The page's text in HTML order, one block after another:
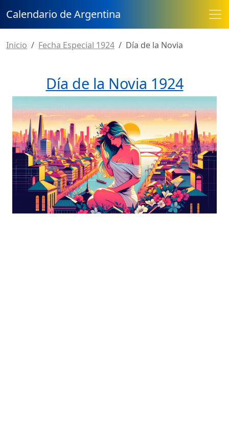
Calendario de Argentina
Inicio Fecha Especial 1924 Día de la Novia
Día de la Novia 1924